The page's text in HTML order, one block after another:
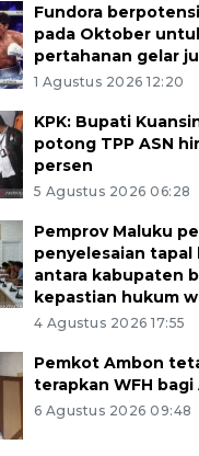
Fundora
pada Oktober
pertahanan gelar
1 Agustus 2026 12:20
KPK: Bupati
potong TPP ASN
persen
5 Agustus 2026 06:28
Pemprov Maluku
penyelesaian tapal
antara kabupaten
kepastian hukum
4 Agustus 2026 17:55
Pemkot Ambon
terapkan WFH bagi
6 Agustus 2026 09:48